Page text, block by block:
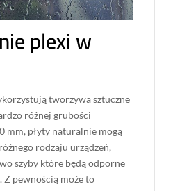
plexi w
tworzywa sztuczne
różnej grubości
mm, płyty naturalnie mogą
rodzaju urządzeń,
szyby które będą odporne
pewnością może to